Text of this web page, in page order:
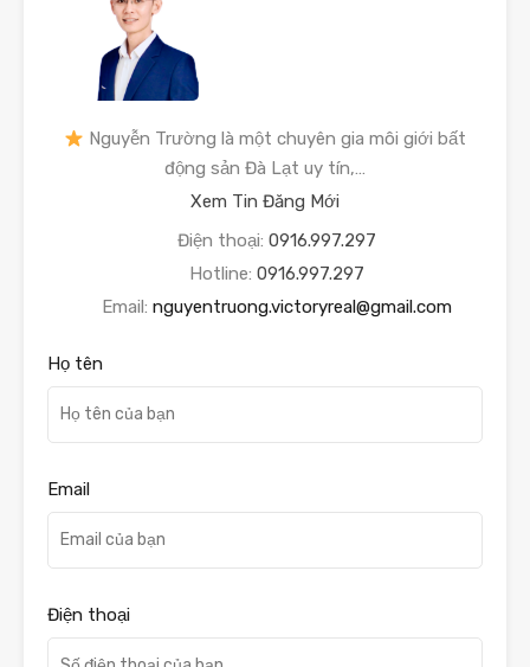
Nguyễn Trường là một chuyên gia môi giới bất
động sản Đà Lạt uy tín,…
Xem Tin Đăng Mới
Điện thoại: 0916.997.297
Hotline: 0916.997.297
Email: nguyentruong.victoryreal@gmail.com
Họ tên
Email
Điện thoại